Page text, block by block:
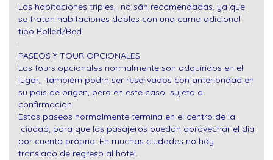
Las habitaciones triples, no sãn recomendadas, ya que
se tratan habitaciones dobles con una cama adicional
tipo Rolled/Bed.
.
PASEOS Y TOUR OPCIONALES
Los tours opcionales normalmente son adquiridos en el
lugar, tambiém podrn ser reservados con anterioridad en
su pais de origen, pero en este caso sujeto a
confirmacion
Estos paseos normalmente termina en el centro de la
ciudad, para que los pasajeros puedan aprovechar el dia
por cuenta própria. En muchas ciudades no háy
translado de regreso al hotel.